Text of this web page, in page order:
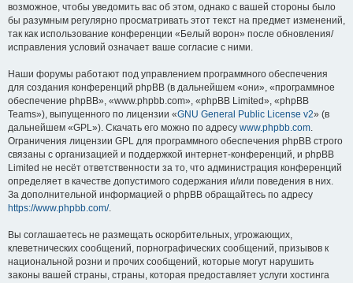
возможное, чтобы уведомить вас об этом, однако с вашей стороны было
бы разумным регулярно просматривать этот текст на предмет изменений,
так как использование конференции «Белый ворон» после обновления/
исправления условий означает ваше согласие с ними.
Наши форумы работают под управлением программного обеспечения
для создания конференций phpBB (в дальнейшем «они», «программное
обеспечение phpBB», «www.phpbb.com», «phpBB Limited», «phpBB
Teams»), выпущенного по лицензии «GNU General Public License v2» (в
дальнейшем «GPL»). Скачать его можно по адресу www.phpbb.com
Ограничения лицензии GPL для программного обеспечения phpBB строго
связаны с организацией и поддержкой интернет-конференций, и phpBB
Limited не несёт ответственности за то, что администрация конференций
определяет в качестве допустимого содержания и/или поведения в них.
За дополнительной информацией о phpBB обращайтесь по адресу
https://www.phpbb.com/.
Вы соглашаетесь не размещать оскорбительных, угрожающих,
клеветнических сообщений, порнографических сообщений, призывов к
национальной розни и прочих сообщений, которые могут нарушить
законы вашей страны, страны, которая предоставляет услуги хостинга